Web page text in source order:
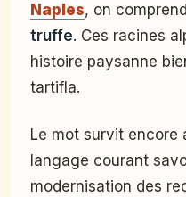
Naples, on
truffe. Ces racines
histoire paysanne
tartifla.
Le mot survit encore
langage courant
modernisation des